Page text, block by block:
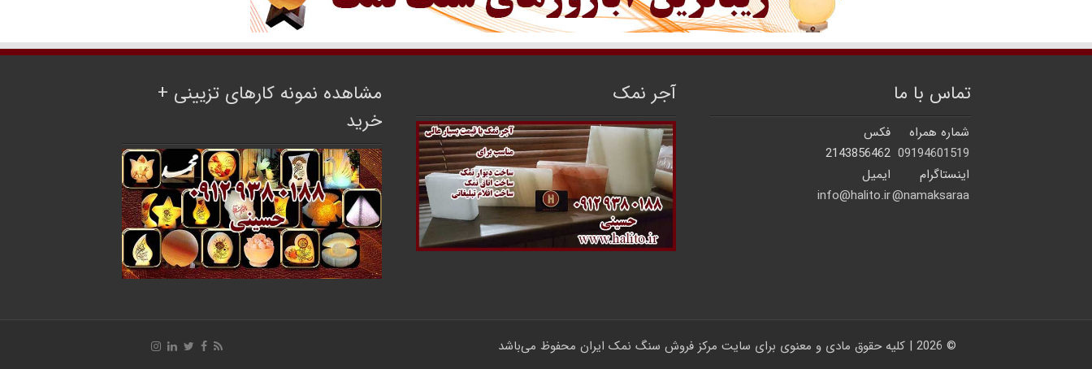
تماس با ما
شماره همراه
فکس
09194601519
2143856462
اینستاگرام
ایمیل
namaksaraa@
info@halito.ir
آجر نمک
مشاهده نمونه کارهای تزیینی +
خرید
© 2026 | کلیه حقوق مادی و معنوی برای سایت مرکز فروش سنگ نمک ایران محفوظ می‌باشد